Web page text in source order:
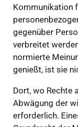
Kommunikation
gegenüber
verbreitet
normierte
genießt, ist sie
Dort, wo Rechte
Abwägung der
erforderlich.